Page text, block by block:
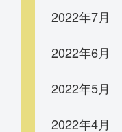
2022年7月
2022年6月
2022年5月
2022年4月